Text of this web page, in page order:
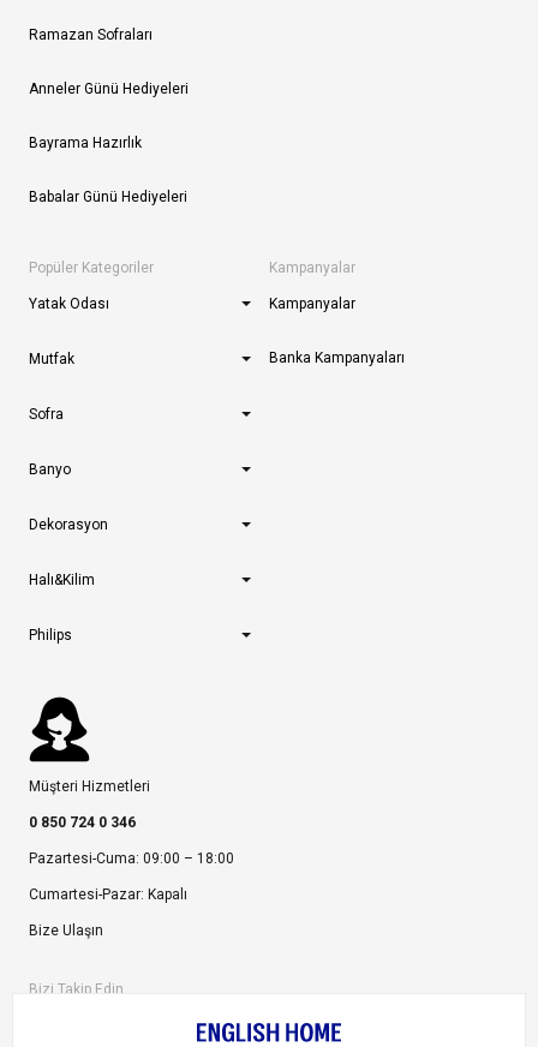
Ramazan Sofraları
Anneler Günü Hediyeleri
Bayrama Hazırlık
Babalar Günü Hediyeleri
Popüler Kategoriler
Yatak Odası
Mutfak
Sofra
Banyo
Dekorasyon
Halı&Kilim
Philips
Kampanyalar
Kampanyalar
Banka Kampanyaları
Müşteri Hizmetleri
0 850 724 0 346
Pazartesi-Cuma: 09:00 – 18:00
Cumartesi-Pazar: Kapalı
Bize Ulaşın
Bizi Takip Edin